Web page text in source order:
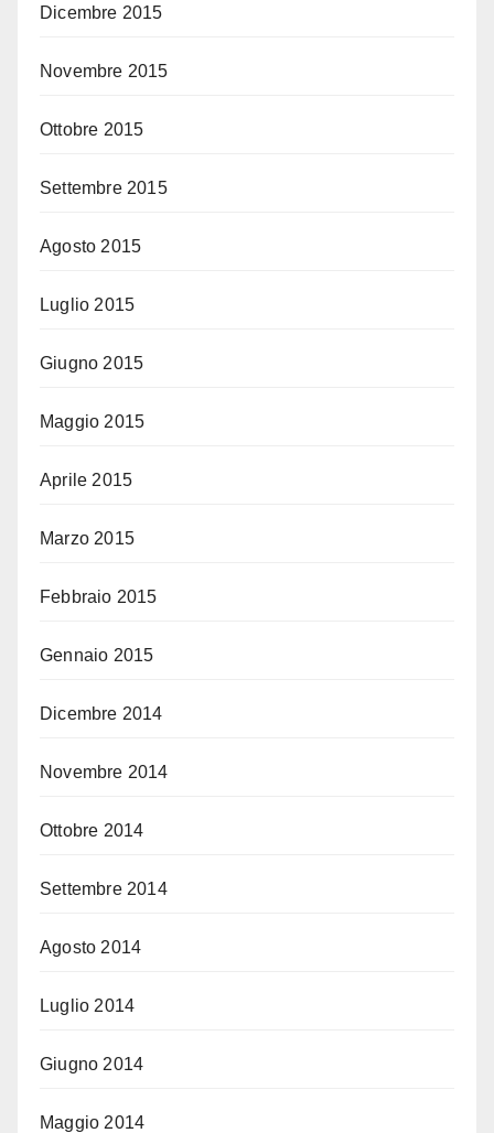
Dicembre 2015
Novembre 2015
Ottobre 2015
Settembre 2015
Agosto 2015
Luglio 2015
Giugno 2015
Maggio 2015
Aprile 2015
Marzo 2015
Febbraio 2015
Gennaio 2015
Dicembre 2014
Novembre 2014
Ottobre 2014
Settembre 2014
Agosto 2014
Luglio 2014
Giugno 2014
Maggio 2014